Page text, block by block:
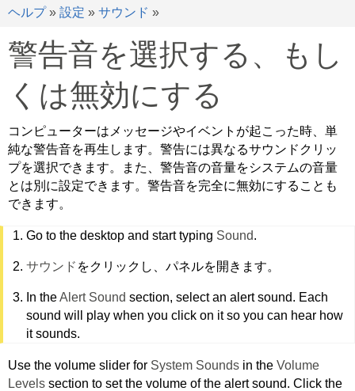
ヘルプ» 設定 » サウンド »
警告音を選択する、もし
くは無効にする
コンピューターはメッセージやイベントが起こった時、単
純な警告音を再生します。警告には異なるサウンドクリッ
プを選択できます。また、警告音の音量をシステムの音量
とは別に設定できます。警告音を完全に無効にすることも
できます。
Go to the desktop and start typing Sound.
サウンド をクリックし、パネルを開きます。
In theAlert Sound section, select an alert sound. Each
sound will play when you click on it so you can hear how
it sounds.
Use the volume slider for System Sounds in the Volume
Levels section to set the volume of the alert sound. Click the